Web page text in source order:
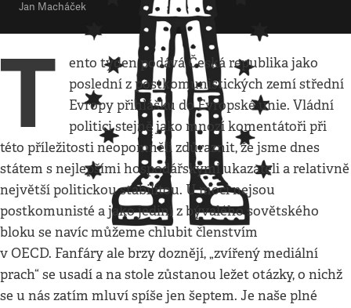
Jan Macháček
T
ento týden podává Česká republika jako
poslední z postkomunistických zemí střední
Evropy přihlášku do Evropské unie. Vládní
politici stejně jako mnozí komentátoři při
této příležitosti neopomněli zdůraznit, že jsme dnes
státem s nejlepšími hospodářskými ukazateli a relativně
největší politickou stabilitou. U moci nejsou
postkomunisté a jako jediní z bývalého sovětského
bloku se navíc můžeme chlubit členstvím
v OECD. Fanfáry ale brzy doznějí, „zvířený mediální
prach“ se usadí a na stole zůstanou ležet otázky, o nichž
se u nás zatím mluví spíše jen šeptem. Je naše plné